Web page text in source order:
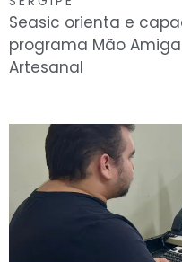
Seasic orienta e
programa Mão
Artesanal